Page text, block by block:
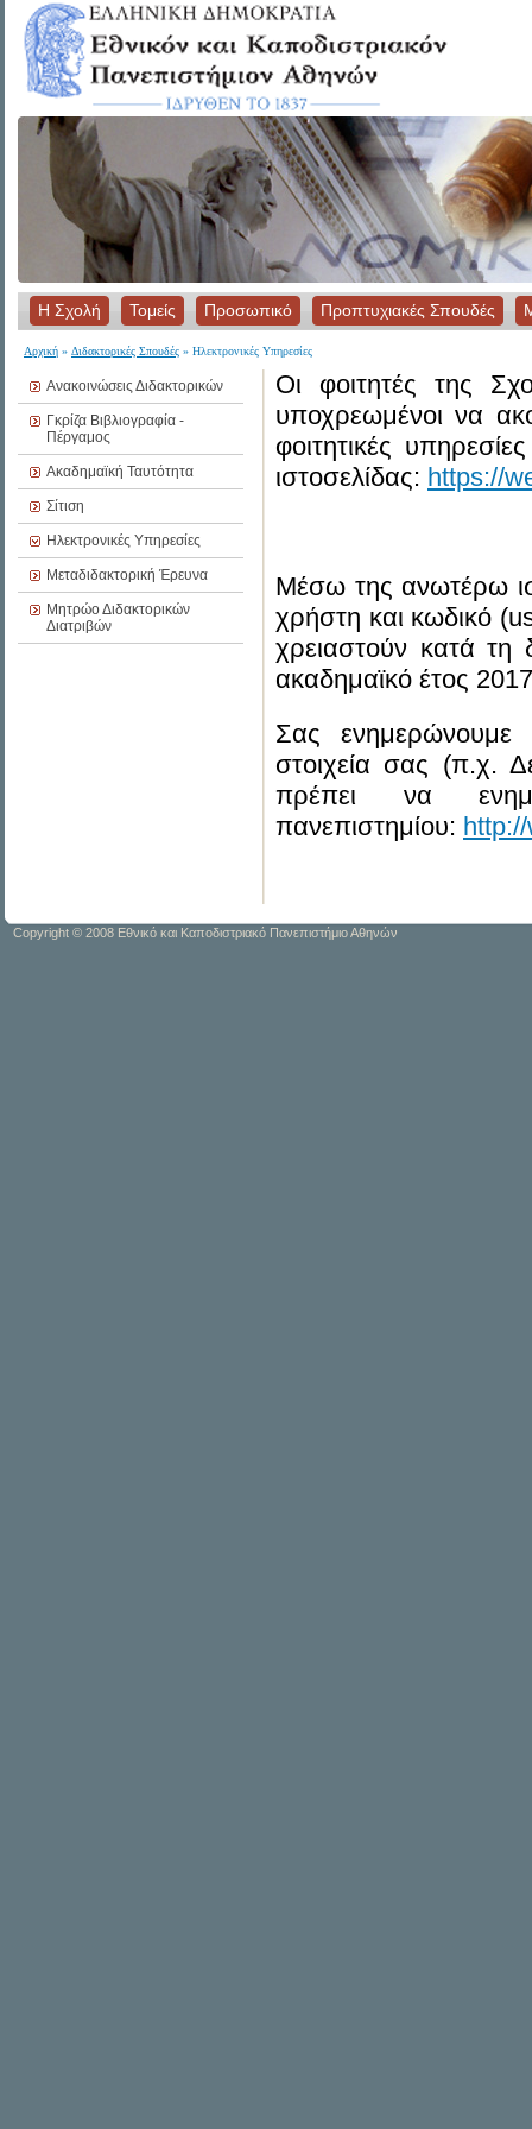
Η Σχολή Τομείς Προσωπικό Προπτυχιακές Σπουδές
Αρχική » Διδακτορικές Σπουδές » Ηλεκτρονικές Υπηρεσίες
Ανακοινώσεις Διδακτορικών
Γκρίζα Βιβλιογραφία -
Πέργαμος
Ακαδημαϊκή Ταυτότητα
Σίτιση
Ηλεκτρονικές Υπηρεσίες
Μεταδιδακτορική Έρευνα
Μητρώο Διδακτορικών
Διατριβών
Οι φοιτητές της
υποχρεωμένοι να
φοιτητικές
ιστοσελίδας: https://
Μέσω της ανωτέρω
χρήστη και κωδικό
χρειαστούν κατά
ακαδημαϊκό έτος
Σας ενημερώνουμε
στοιχεία σας (π.χ.
πρέπει να
πανεπιστημίου:
Copyright © 2008 Εθνικό και Καποδιστριακό Πανεπιστήμιο Αθηνών